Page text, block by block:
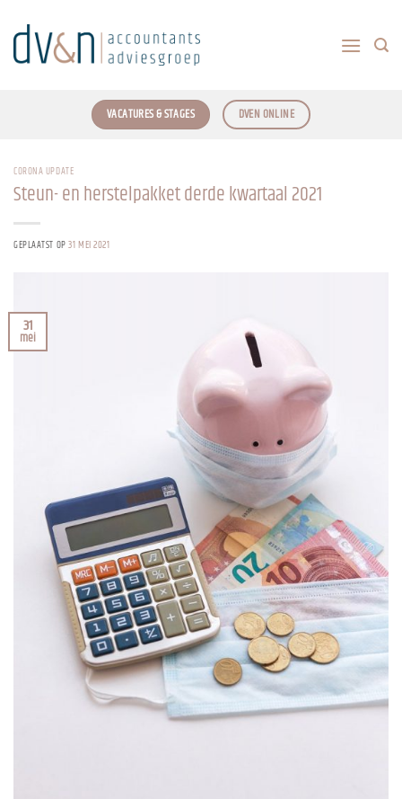
naar
inhoud
VACATURES & STAGES DVEN ONLINE
CORONA UPDATE
Steun- en herstelpakket derde kwartaal 2021
GEPLAATST OP31 MEI 2021
31
mei